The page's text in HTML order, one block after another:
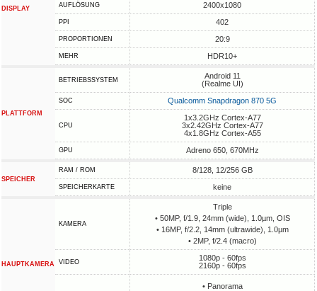
DISPLAY AUFLÖSUNG 2400x1080
PPI 402
PROPORTIONEN 20:9
MEHR HDR10+
PLATTFORM
BETRIEBSSYSTEM
Android 11
(Realme UI)
SOC Qualcomm Snapdragon 870 5G
CPU
1x3.2GHz Cortex-A77
3x2.42GHz Cortex-A77
4x1.8GHz Cortex-A55
GPU Adreno 650, 670MHz
SPEICHER
RAM / ROM 8/128, 12/256 GB
SPEICHERKARTE keine
HAUPTKAMERA
KAMERA
Triple
• 50MP, f/1.9, 24mm (wide), 1.0µm, OIS
• 16MP, f/2.2, 14mm (ultrawide), 1.0µm
• 2MP, f/2.4 (macro)
VIDEO
1080p - 60fps
2160p - 60fps
• Panorama